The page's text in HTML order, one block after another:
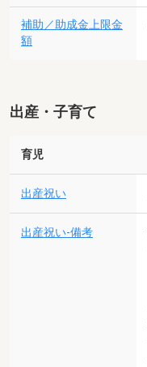
補助／助成金上限金
額
出産・子育て
育児
出産祝い
出産祝い-備考